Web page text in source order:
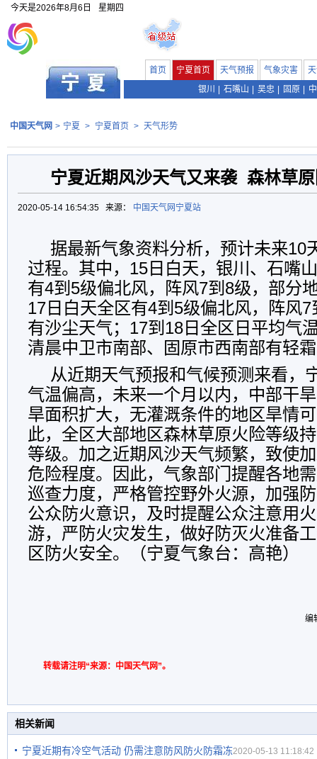
今天是2026年8月6日 星期四
首页 宁夏首页 天气预报 气象灾害
银川
石嘴山 吴忠 固原
中国天气网 > 宁夏 > 宁夏首页 > 天气形势
宁夏近期风沙天气又来袭 森林草
2020-05-14 16:54:35 来源： 中国天气网宁夏站
据最新气象资料分析，预计未来10
过程。其中，15日白天，银川、石嘴
有4到5级偏北风，阵风7到8级，部分
17日白天全区有4到5级偏北风，阵风
有沙尘天气；17到18日全区日平均气
清晨中卫市南部、固原市西南部有轻
从近期天气预报和气候预测来看，
气温偏高，未来一个月以内，中部干
旱面积扩大，无灌溉条件的地区旱情
此，全区大部地区森林草原火险等级
等级。加之近期风沙天气频繁，致使
危险程度。因此，气象部门提醒各地
巡查力度，严格管控野外火源，加强
公众防火意识，及时提醒公众注意用
游，严防火灾发生，做好防灭火准备
区防火安全。（宁夏气象台：高艳）
编
转载请注明“来源：中国天气网”。
相关新闻
宁夏近期有冷空气活动 仍需注意防风防火防霜冻2020-05-13 11:18:42